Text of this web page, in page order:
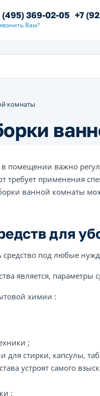
(495) 369-02-05 +7
Вам?
комнаты
помещении важно
требует применения
ванной комнаты
для
под любые
является, параметры
химии :
;
для стирки, капсулы,
устроят самого
;